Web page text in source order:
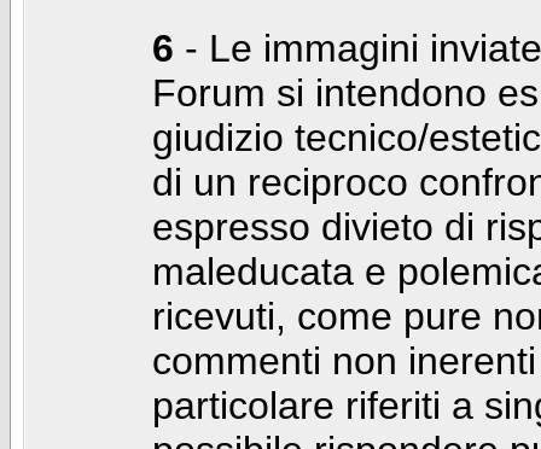
6 - Le immagini
Forum si intendono
giudizio tecnico/
di un reciproco
espresso divieto di
maleducata e
ricevuti, come pure
commenti non
particolare riferiti a